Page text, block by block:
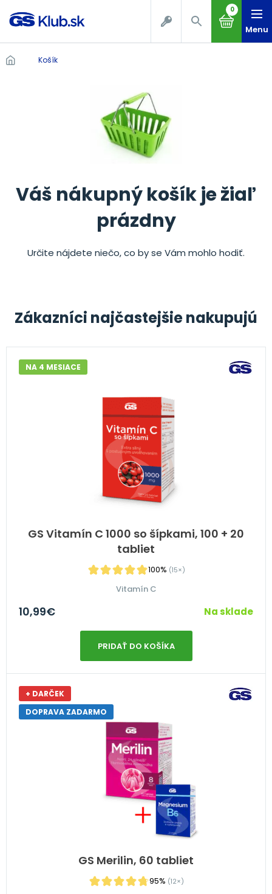
0
Menu
Košík
Váš nákupný košík je žiaľ
prázdny
Určite nájdete niečo, co by se Vám mohlo hodiť.
Zákazníci najčastejšie nakupujú
GS Vitamín C 1000 so šípkami, 100 + 20
tabliet
100% (15×)
NA 4 MESIACE
Vitamín C
10,99€ Na sklade
PRIDAŤ DO KOŠÍKA
GS Merilin, 60 tabliet
95% (12×)
+ DARČEK
DOPRAVA ZADARMO